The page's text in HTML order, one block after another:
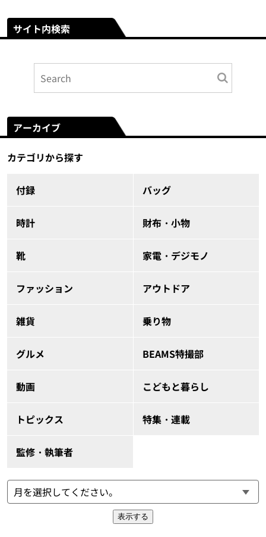
サイト内検索
アーカイブ
カテゴリから探す
付録 バッグ
時計 財布・小物
靴 家電・デジモノ
ファッション アウトドア
雑貨 乗り物
グルメ BEAMS特撮部
動画 こどもと暮らし
トピックス 特集・連載
監修・執筆者
表示する